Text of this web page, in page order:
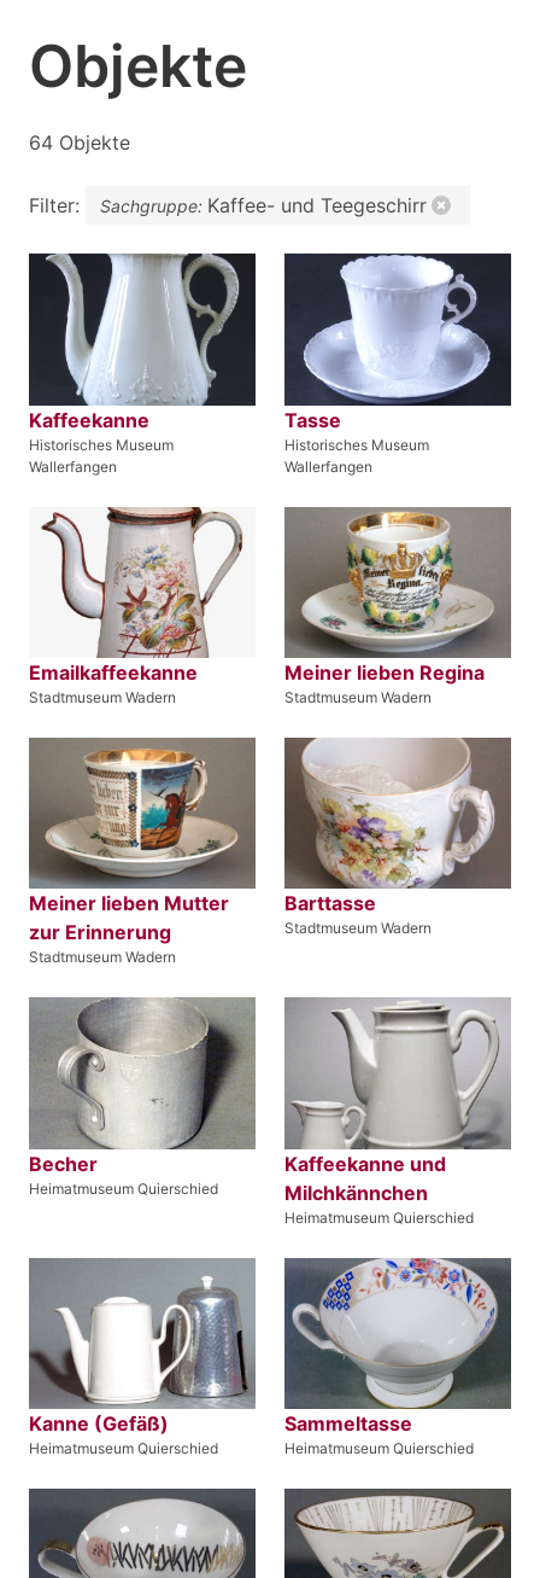
Objekte
64 Objekte
Filter: Sachgruppe: Kaffee- und Teegeschirr
Kaffeekanne
Historisches Museum
Wallerfangen
Tasse
Historisches Museum
Wallerfangen
Emailkaffeekanne
Stadtmuseum Wadern
Meiner lieben Regina
Stadtmuseum Wadern
Meiner lieben Mutter
zur Erinnerung
Stadtmuseum Wadern
Barttasse
Stadtmuseum Wadern
Becher
Heimatmuseum Quierschied
Kaffeekanne und
Milchkännchen
Heimatmuseum Quierschied
Kanne (Gefäß)
Heimatmuseum Quierschied
Sammeltasse
Heimatmuseum Quierschied